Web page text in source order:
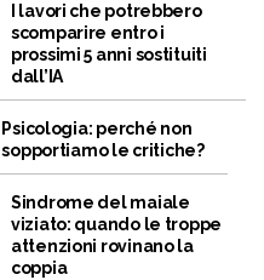
I lavori che potrebbero
scomparire entro i
prossimi 5 anni sostituiti
dall’IA
Psicologia: perché non
sopportiamo le critiche?
Sindrome del maiale
viziato: quando le troppe
attenzioni rovinano la
coppia